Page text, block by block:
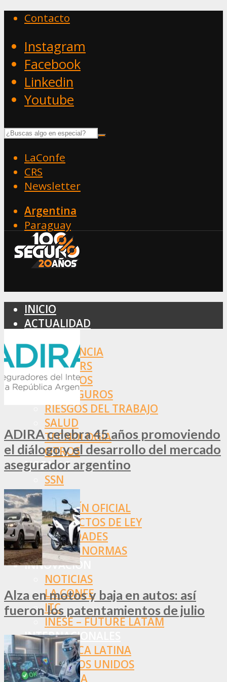
Contacto
Instagram
Facebook
Linkedin
Youtube
LaConfe
CRS
Newsletter
Argentina
Paraguay
INICIO
ACTUALIDAD
ASISTENCIA
BROKERS
SEGUROS
REASEGUROS
RIESGOS DEL TRABAJO
SALUD
TECNOLOGÍA
OTROS
NORMAS
SSN
SRT
BOLETÍN OFICIAL
PROYECTOS DE LEY
SOCIEDADES
OTRAS NORMAS
INNOVACIÓN
NOTICIAS
LA CONFE
ITC
INESE – FÜTURE LATAM
INTERNACIONALES
AMÉRICA LATINA
ESTADOS UNIDOS
EUROPA
ADIRA celebra 45 años promoviendo
el diálogo y el desarrollo del mercado
asegurador argentino
Alza en motos y baja en autos: así
fueron los patentamientos de julio